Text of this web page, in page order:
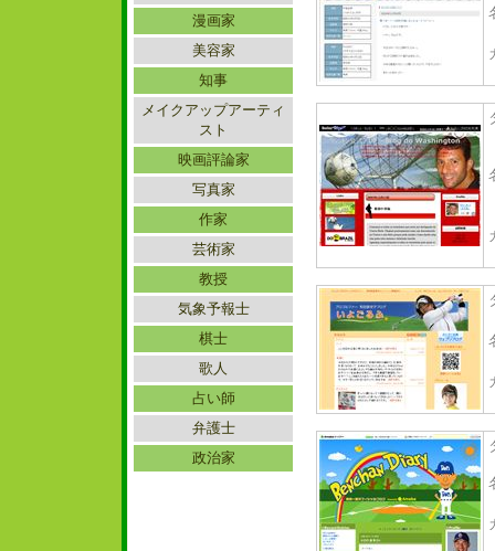
漫画家
美容家
知事
メイクアップアーティ
スト
映画評論家
写真家
作家
芸術家
教授
気象予報士
棋士
歌人
占い師
弁護士
政治家